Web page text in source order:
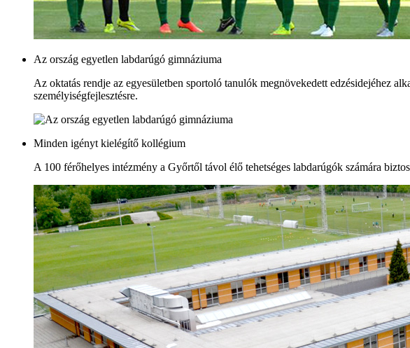
Az ország egyetlen labdarúgó gimnáziuma
Az oktatás rendje az egyesületben sportoló tanulók megnövekedett edzésidejéhez
személyiségfejlesztésre.
Minden igényt kielégítő kollégium
A 100 férőhelyes intézmény a Győrtől távol élő tehetséges labdarúgók számára